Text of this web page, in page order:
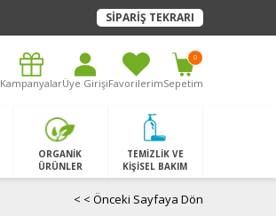
SİPARİŞ TEKRARI
KampanyalarÜye GirişiFavorilerimSepetim
0
ORGANİK
ÜRÜNLER
TEMİZLİK VE
KİŞİSEL BAKIM
< < Önceki Sayfaya Dön